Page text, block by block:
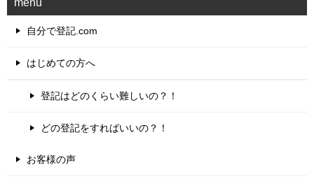
自分で登記.com
はじめての方へ
登記はどのくらい難しいの？！
どの登記をすればいいの？！
お客様の声